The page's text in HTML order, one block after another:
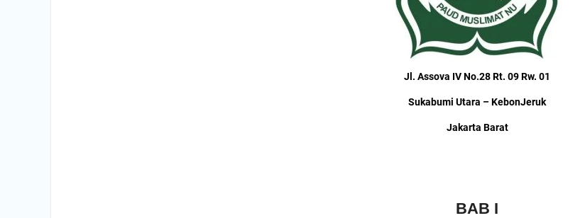
Jl. Assova IV No.28 Rt. 09 Rw. 01
Sukabumi Utara – KebonJeruk
Jakarta Barat
BAB I